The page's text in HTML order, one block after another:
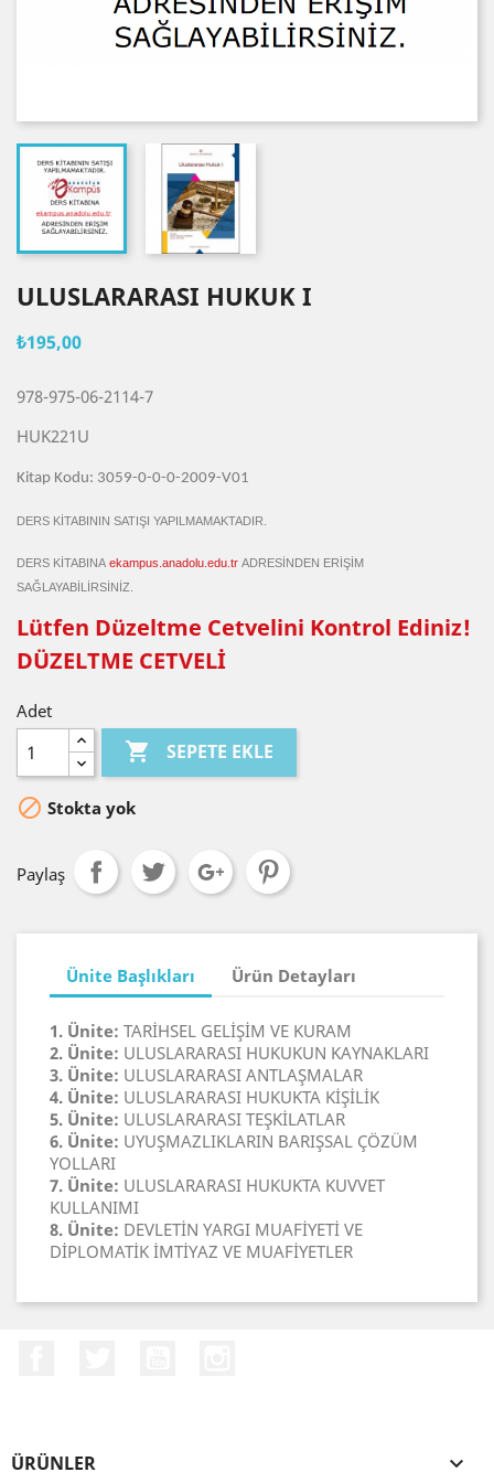
ULUSLARARASI HUKUK I
₺195,00
978-975-06-2114-7
HUK221U
Kitap Kodu: 3059-0-0-0-2009-V01
DERS KİTABININ SATIŞI YAPILMAMAKTADIR.
DERS KİTABINA ekampus.anadolu.edu.tr ADRESİNDEN ERİŞİM
SAĞLAYABİLİRSİNİZ.
Lütfen Düzeltme Cetvelini Kontrol Ediniz!
DÜZELTME CETVELİ
Adet
 SEPETE EKLE
 Stokta yok
Paylaş
Ünite Başlıkları Ürün Detayları
1. Ünite: TARİHSEL GELİŞİM VE KURAM
2. Ünite: ULUSLARARASI HUKUKUN KAYNAKLARI
3. Ünite: ULUSLARARASI ANTLAŞMALAR
4. Ünite: ULUSLARARASI HUKUKTA KİŞİLİK
5. Ünite: ULUSLARARASI TEŞKİLATLAR
6. Ünite: UYUŞMAZLIKLARIN BARIŞSAL ÇÖZÜM
YOLLARI
7. Ünite: ULUSLARARASI HUKUKTA KUVVET
KULLANIMI
8. Ünite: DEVLETİN YARGI MUAFİYETİ VE
DİPLOMATİK İMTİYAZ VE MUAFİYETLER
ÜRÜNLER 